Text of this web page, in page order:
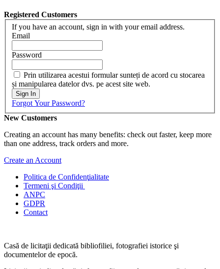
Registered Customers
If you have an account, sign in with your email address.
Email
Password
Prin utilizarea acestui formular sunteți de acord cu stocarea
și manipularea datelor dvs. pe acest site web.
Sign In
Forgot Your Password?
New Customers
Creating an account has many benefits: check out faster, keep more
than one address, track orders and more.
Create an Account
Politica de Confidenţialitate
Termeni şi Condiţii
ANPC
GDPR
Contact
Casă de licitaţii dedicată bibliofiliei, fotografiei istorice şi
documentelor de epocă.